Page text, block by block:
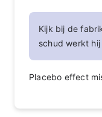
Kijk bij de
schud werkt hij
Placebo effect